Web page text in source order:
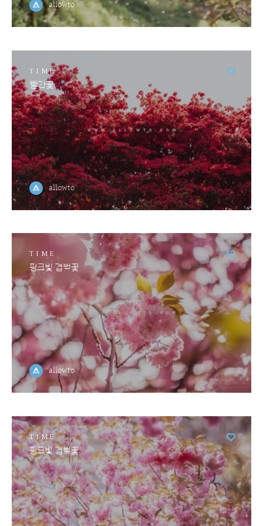
allowto
TIME
빨간꽃
allowto
TIME
핑크빛 겹벚꽃
allowto
TIME
핑크빛 겹벚꽃